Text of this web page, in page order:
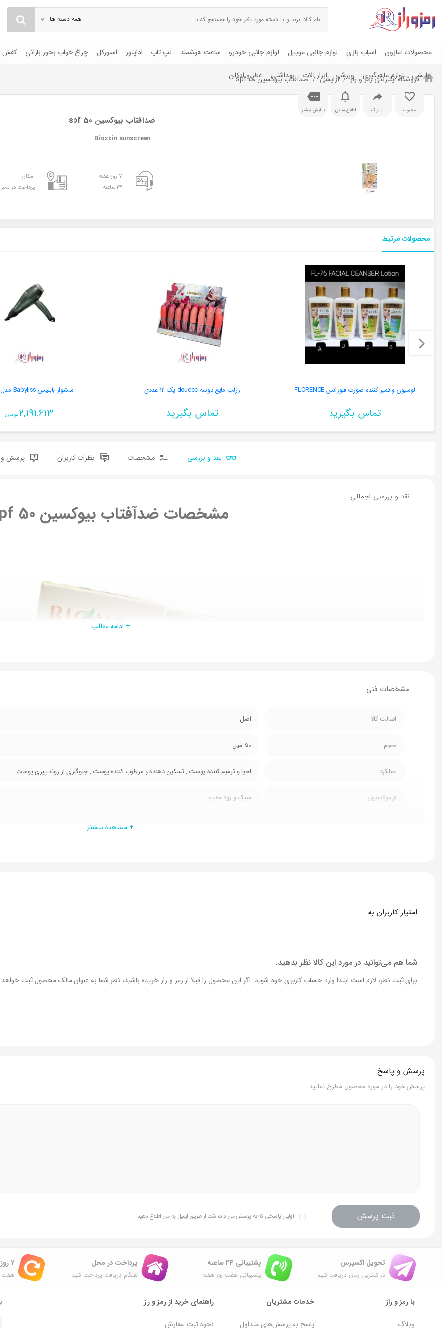
همه دسته ها
محصولات آمازون اسباب بازی لوازم جانبی موبایل لوازم جانبی خودرو ساعت هوشمند لپ تاپ اداپتور اسنورکل چراغ خواب بخور بارانی کفش
آرایشی لوازم ماهیگیری ورزشی ابزار آلات بهداشتی عطر و ادکلن فروشگاه اینترنتی رمز و راز آرایشی ضدآفتاب بیوکسین spf 50
محبوب اشتراک اطلاع‌رسانی نمایش بیشتر
ضدآفتاب بیوکسین spf 50
Bioxcin sunscreen
۷ روز هفته
۲۴ ساعته
امکان
پرداخت در
محصولات مرتبط
لوسیون و تمیز کننده صورت فلورانس FLORENCE
تماس بگیرید
رژلب مایع دوسه douccc پک 12 عددی
تماس بگیرید
سشوار بابلیس Babyliss مدل 5531
2,191,613تومان
نقد و بررسی مشخصات نظرات کاربران پرسش و
نقد و بررسی اجمالی
مشخصات ضدآفتاب بیوکسین spf 50
+ ادامه مطلب
مشخصات فنی
اصالت کالا اصل
حجم 50 میل
عملکرد احیا و ترمیم کننده پوست , تسکین دهنده و مرطوب کننده پوست , جلوگیری از روند پیری پوست
فرمولاسیون سبک و زود جذب
حاوی کلاژن،آنتی اکسیدان،ویتامین E
برند بیوکسین
+ مشاهده بیشتر
امتیاز کاربران به
شما هم می‌توانید در مورد این کالا نظر بدهید.
برای ثبت نظر، لازم است ابتدا وارد حساب کاربری خود شوید. اگر این محصول را قبلا از رمز و راز خریده باشید، نظر شما به عنوان مالک محصول ثبت
پرسش و پاسخ
پرسش خود را در مورد محصول مطرح نمایید
ثبت پرسش اولین پاسخی که به پرسش من داده شد، از طریق ایمیل به من اطلاع دهید.
تحویل اکسپرس
در کمترین زمان دریافت کنید
پشتیبانی ۲۴ ساعته
پشتیبانی هفت روز هفته
پرداخت در محل
هنگام دریافت پرداخت کنید
۷ روز ضمانت بازگشت
هفت
با رمز و راز
وبلاگ
خدمات مشتریان
پاسخ به پرسش‌های متداول
راهنمای خرید از رمز و راز
نحوه ثبت سفارش